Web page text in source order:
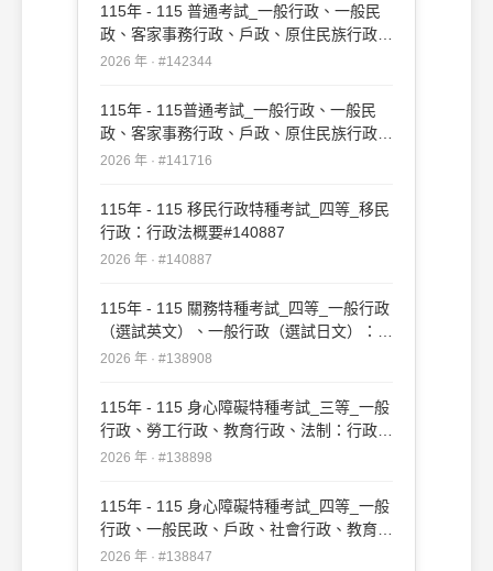
115年 - 115 普通考試_一般行政、一般民
政、客家事務行政、戶政、原住民族行政、
社會行政、勞工行政、教育行政、人事行
複)#142344
2026 年 · #142344
115年 - 115普通考試_一般行政、一般民
政、客家事務行政、戶政、原住民族行政、
社會行政、勞工行政、教育行政、人事行
#141716
2026 年 · #141716
115年 - 115 移民行政特種考試_四等_移民
行政：行政法概要#140887
2026 年 · #140887
115年 - 115 關務特種考試_四等_一般行政
（選試英文）、一般行政（選試日文）：行
政法概要#138908
2026 年 · #138908
115年 - 115 身心障礙特種考試_三等_一般
行政、勞工行政、教育行政、法制：行政法
#138898
2026 年 · #138898
115年 - 115 身心障礙特種考試_四等_一般
行政、一般民政、戶政、社會行政、教育行
政：行政法概要#138847
2026 年 · #138847